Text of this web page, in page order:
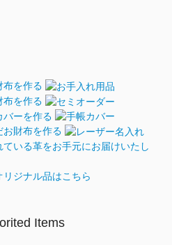
布を作る
布を作る
バーを作る
お財布を作る
いる革をお手元にお届けいたし
リジナル品はこちら
Items